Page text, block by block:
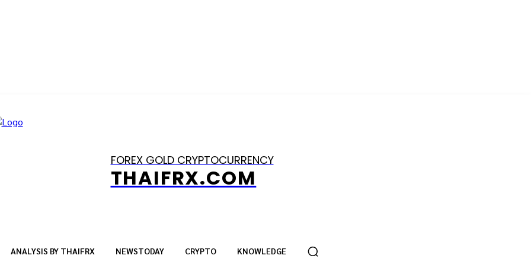
FOREX GOLD CRYPTOCURRENCY
THAIFRX.COM
ANALYSIS BY THAIFRX NEWSTODAY CRYPTO KNOWLEDGE